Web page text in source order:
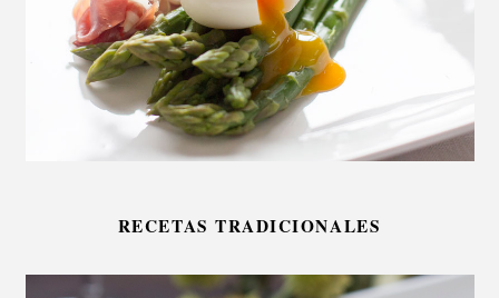
RECETAS TRADICIONALES